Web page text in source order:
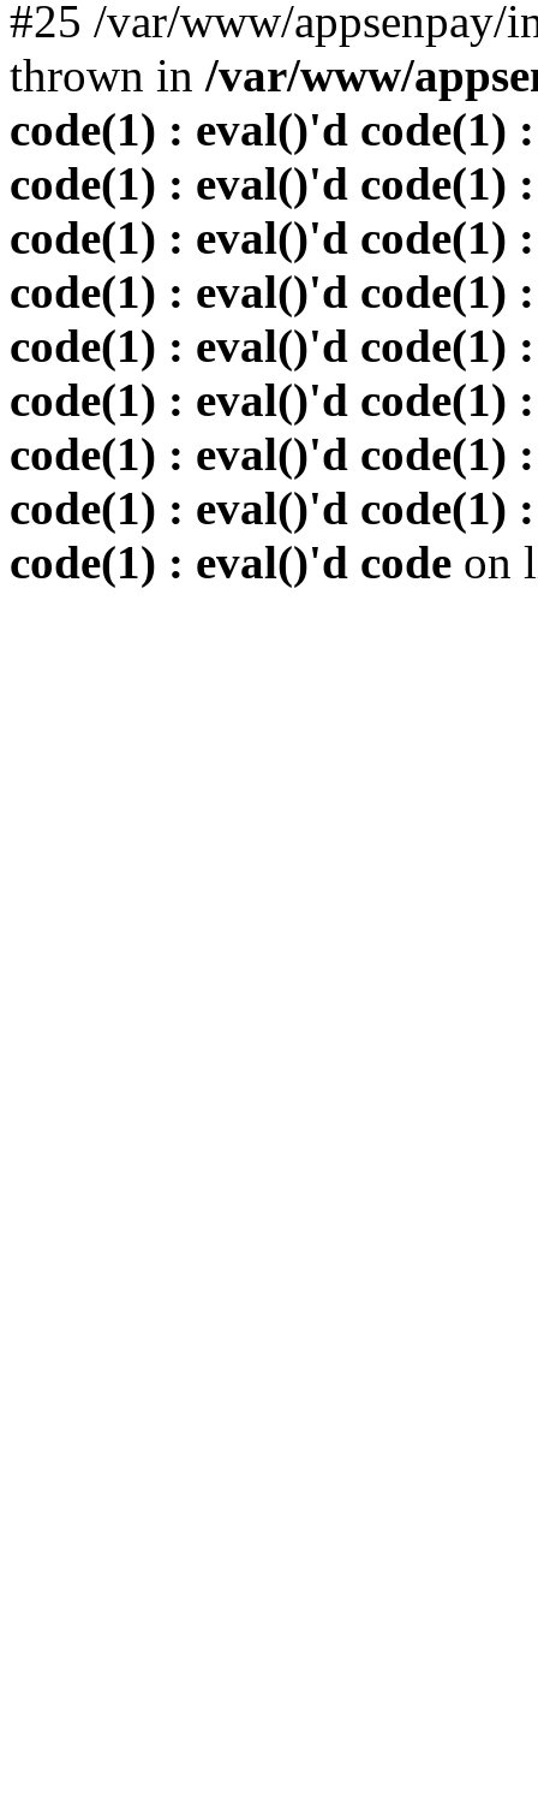
#25 /var/www/
thrown in /var/www/
code(1) : eval()'d code(1)
code(1) : eval()'d code(1)
code(1) : eval()'d code(1)
code(1) : eval()'d code(1)
code(1) : eval()'d code(1)
code(1) : eval()'d code(1)
code(1) : eval()'d code(1)
code(1) : eval()'d code(1)
code(1) : eval()'d code on